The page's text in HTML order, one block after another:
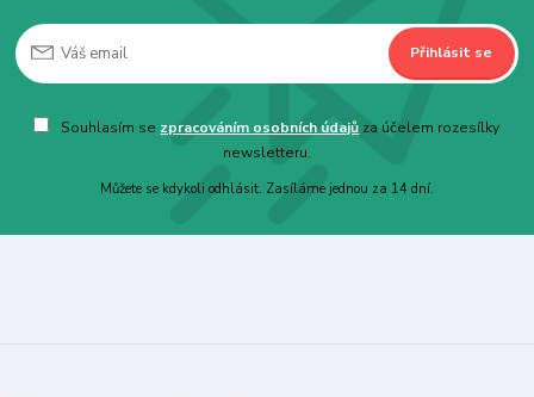
Přihlásit se
Souhlasím se zpracováním osobních údajů za účelem rozesílky
newsletteru.
Můžete se kdykoli odhlásit. Zasíláme jednou za 14 dní.